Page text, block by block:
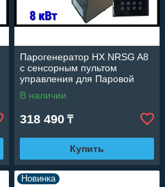
Парогенератор HX NRSG A8
c сенсорным пультом
управления для Паровой
комнаты (Мощность 8 кВт,
объем 4-8 м3)
В наличии
318 490 ₸
Купить
Новинка